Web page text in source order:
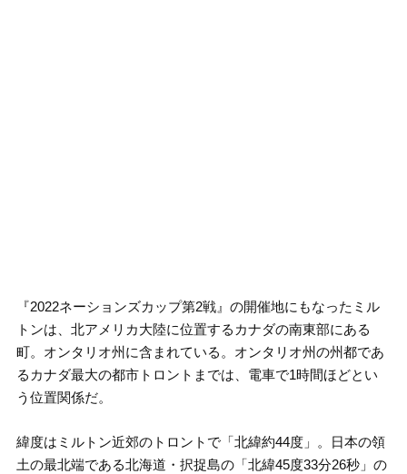
『2022ネーションズカップ第2戦』の開催地にもなったミル
トンは、北アメリカ大陸に位置するカナダの南東部にある
町。オンタリオ州に含まれている。オンタリオ州の州都であ
るカナダ最大の都市トロントまでは、電車で1時間ほどとい
う位置関係だ。
緯度はミルトン近郊のトロントで「北緯約44度」。日本の領
土の最北端である北海道・択捉島の「北緯45度33分26秒」の